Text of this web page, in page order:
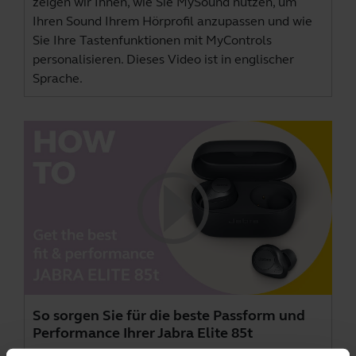
Ihren Sound Ihrem Hörprofil anzupassen und wie
Sie Ihre Tastenfunktionen mit MyControls
personalisieren. Dieses Video ist in englischer
Sprache.
So sorgen Sie für die beste Passform und
Performance Ihrer Jabra Elite 85t